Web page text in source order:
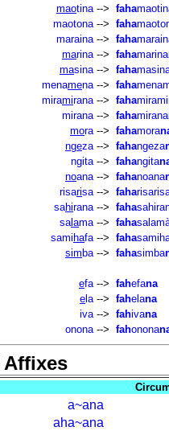
maotina--> faha
maotona--> faha
maraina--> faha
marina--> fahamarina
masina--> faha
menamena--> faha
miramirana--> faha
mirana--> fahamirana
mora--> fahamora
ngeza--> fahangeza
ngita--> fahangita
noana--> fahanoana
risarisa--> faha
sahirana--> faha
salama--> faha
sami hafa--> faha
sim ba--> fahasimba
efa--> fahefana
ela--> fahelana
iva--> fahivana
onona--> fahonona
Affixes
a~ana
aha~ana